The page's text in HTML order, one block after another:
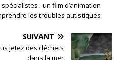
spécialistes : un film d’animation
les troubles autistiques
SUIVANT
jetez des déchets
dans la mer